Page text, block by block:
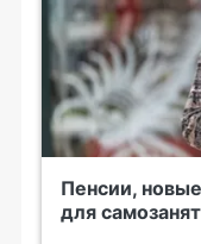
Пенсии,
для